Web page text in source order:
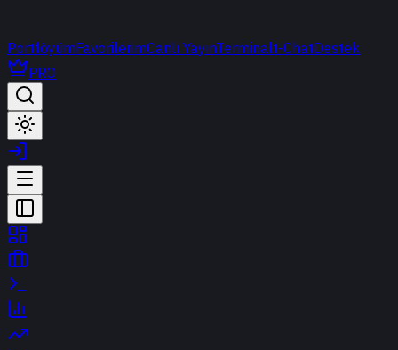
PortföyümFavorilerimCanlı YayınTerminalt-ChatDestek
PRO